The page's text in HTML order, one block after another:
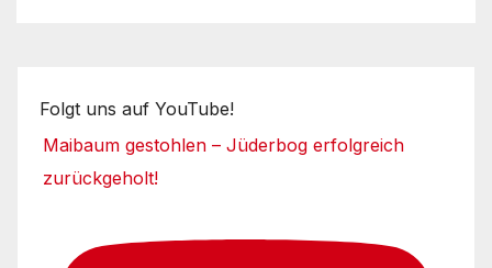
Folgt uns auf YouTube!
Maibaum gestohlen – Jüderbog erfolgreich
zurückgeholt!